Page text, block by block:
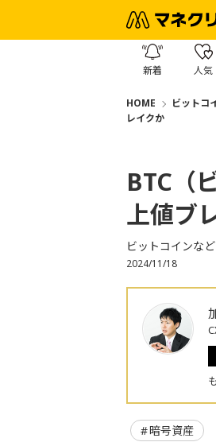
新着 人気
HOME ビットコ
レイクか
BTC（
上値ブ
ビットコインな
2024/11/18
暗号資産